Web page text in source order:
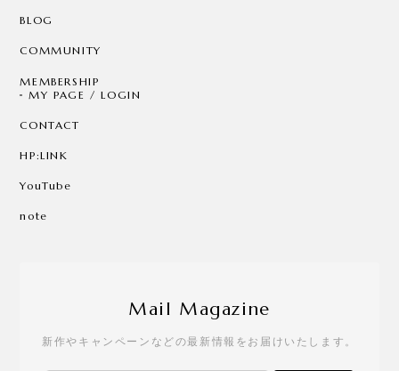
BLOG
COMMUNITY
MEMBERSHIP
MY PAGE / LOGIN
CONTACT
HP:LINK
YouTube
note
Mail Magazine
新作やキャンペーンなどの最新情報をお届けいたします。